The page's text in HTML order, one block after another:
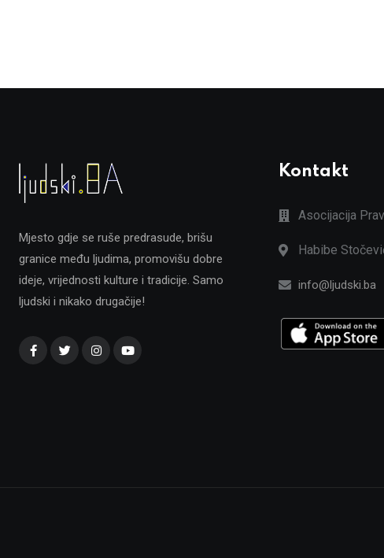
Mjesto gdje se ruše predrasude, brišu
granice među ljudima, promovišu dobre
ideje, vrijednosti kulture i tradicije. Samo
ljudski i nikako drugačije!
Kontakt
Asocijacija
Habibe
info@ljudski.ba